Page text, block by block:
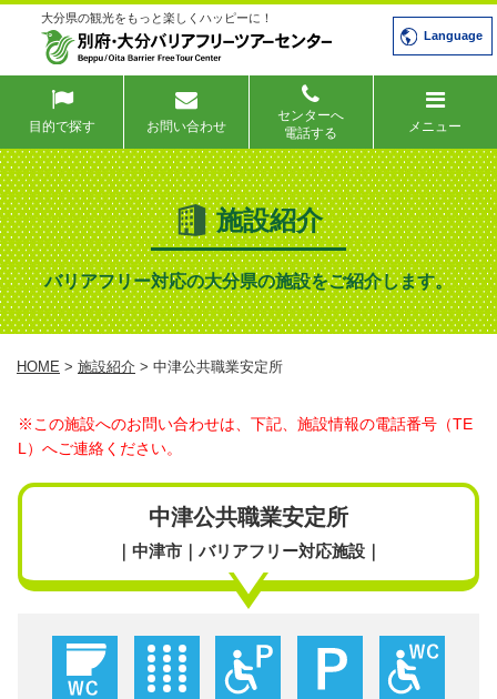
大分県の観光をもっと楽しくハッピーに！
Language
目的で探す お問い合わせ
センターへ
電話する
メニュー
施設紹介
バリアフリー対応の大分県の施設をご紹介します。
HOME > 施設紹介 > 中津公共職業安定所
※この施設へのお問い合わせは、下記、施設情報の電話番号（TE
L）へご連絡ください。
中津公共職業安定所
｜中津市｜バリアフリー対応施設｜